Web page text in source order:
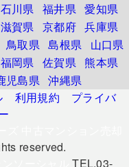
石川県 福井県 愛知県
滋賀県 京都府 兵庫県
鳥取県 島根県
山口県
福岡県 佐賀県 熊本県
児島県 沖縄県
利用規約
プライバ
reserved.
TEL.03-